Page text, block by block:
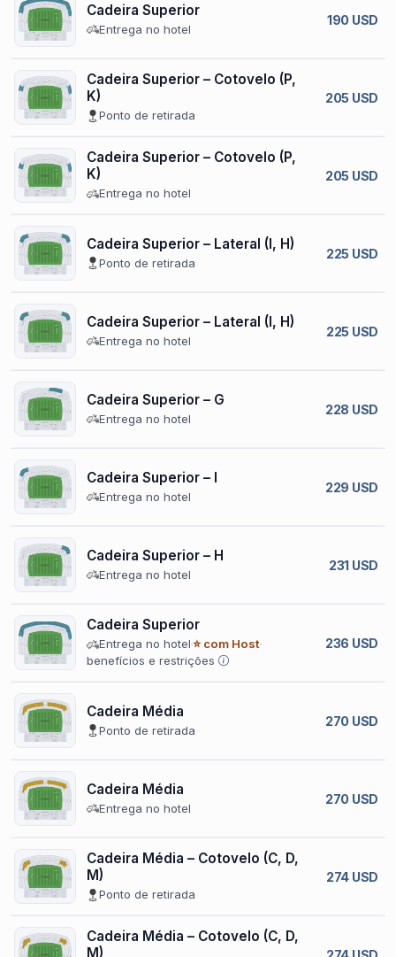
Cadeira Superior
Entrega no hotel
190 USD
Cadeira Superior – Cotovelo (P,
K)
Ponto de retirada
205 USD
Cadeira Superior – Cotovelo (P,
K)
Entrega no hotel
205 USD
Cadeira Superior – Lateral (I, H)
Ponto de retirada
225 USD
Cadeira Superior – Lateral (I, H)
Entrega no hotel
225 USD
Cadeira Superior – G
Entrega no hotel
228 USD
Cadeira Superior – I
Entrega no hotel
229 USD
Cadeira Superior – H
Entrega no hotel
231 USD
Cadeira Superior
Entrega no hotel⭐ com Host
benefícios e restrições
236 USD
Cadeira Média
Ponto de retirada
270 USD
Cadeira Média
Entrega no hotel
270 USD
Cadeira Média – Cotovelo (C, D,
M)
Ponto de retirada
274 USD
Cadeira Média – Cotovelo (C, D,
M)